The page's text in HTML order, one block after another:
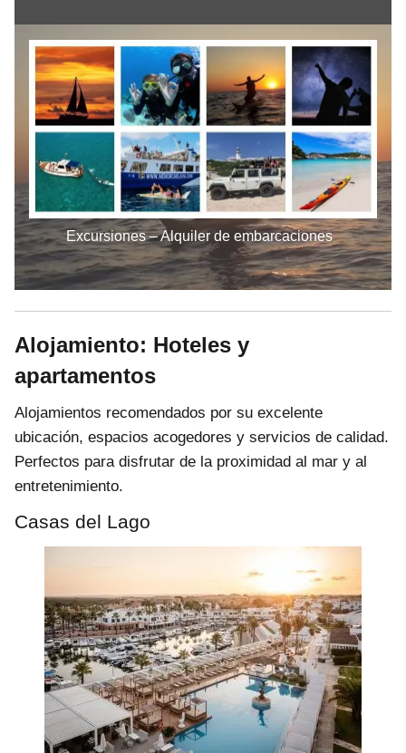
Excursiones – Alquiler de embarcaciones
Alojamiento: Hoteles y
apartamentos
Alojamientos recomendados por su excelente
ubicación, espacios acogedores y servicios de calidad.
Perfectos para disfrutar de la proximidad al mar y al
entretenimiento.
Casas del Lago